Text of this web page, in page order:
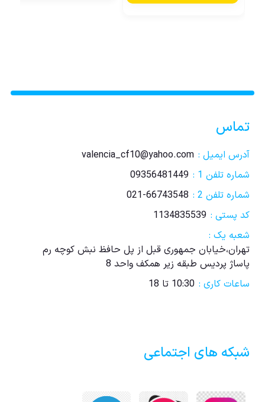
تماس
آدرس ایمیل : valencia_cf10@yahoo.com
شماره تلفن 1 :
09356481449
شماره تلفن 2 :
021-66743548
کد پستی : 1134835539
شعبه یک :
تهران،خیابان جمهوری قبل از پل حافظ نبش کوچه رم
پاساژ پردیس طبقه زیر همکف واحد 8
ساعات کاری : 10:30 تا 18
شبکه های اجتماعی